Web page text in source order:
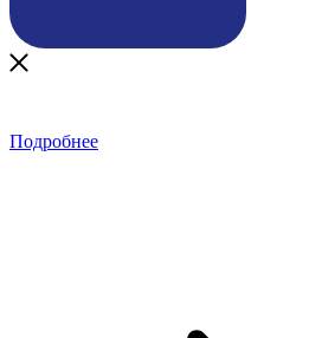
Подробнее